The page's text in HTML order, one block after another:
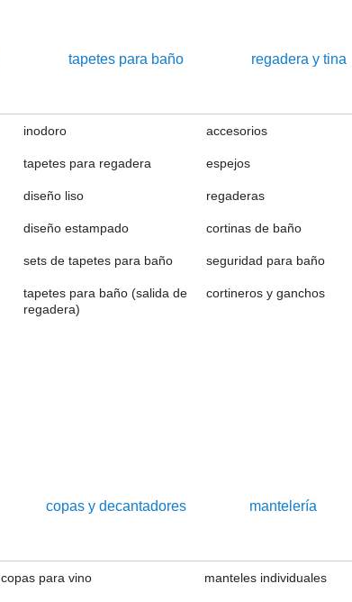
tapetes para baño
inodoro
tapetes para regadera
diseño liso
diseño estampado
sets de tapetes para baño
tapetes para baño (salida de
regadera)
regadera y tina
accesorios
espejos
regaderas
cortinas de baño
seguridad para baño
cortineros y ganchos
copas y decantadores
copas para vino
mantelería
manteles individuales